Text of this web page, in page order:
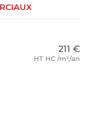
211 €
HT HC /m²/an